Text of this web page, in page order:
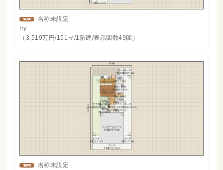
名称未設定
fry
（3,519万円/151㎡/1階建/表示回数49回）
名称未設定